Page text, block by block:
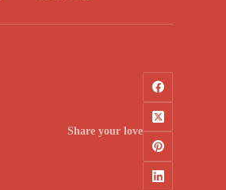
Share your love